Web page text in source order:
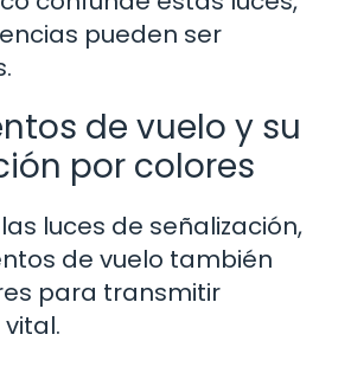
pueden ser
de vuelo y su
por colores
luces de señalización,
de vuelo también
para transmitir